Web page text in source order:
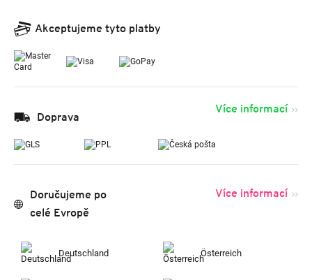
Akceptujeme tyto platby
Doprava
Více informací
Doručujeme po
celé Evropě
Více informací
Deutschland Österreich